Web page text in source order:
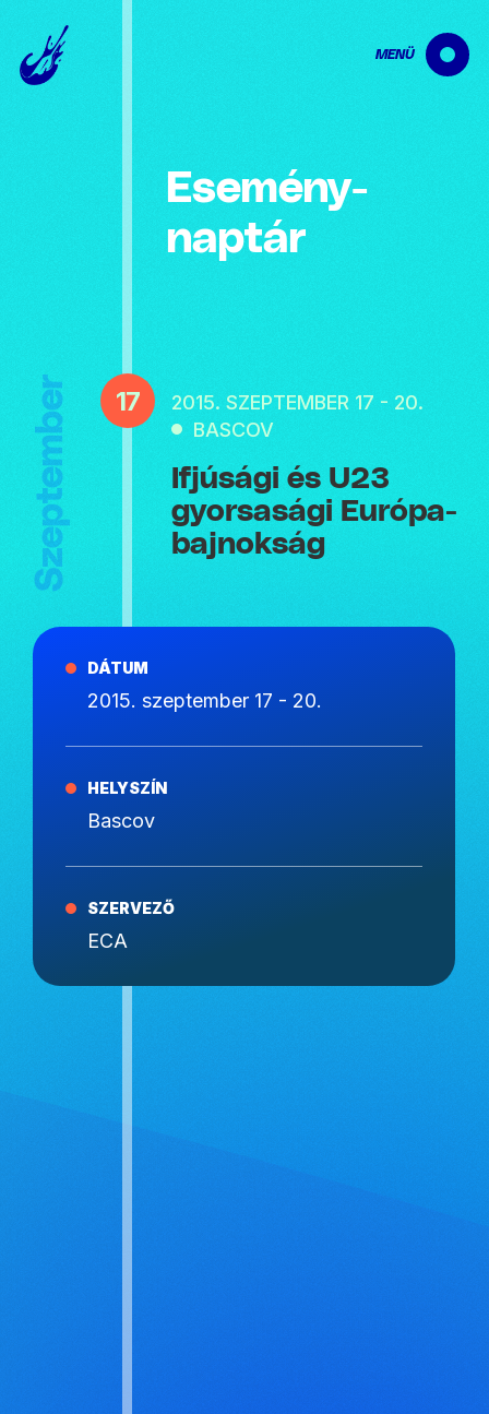
MENÜ
Esemény­
naptár
Szeptember 17
2015. SZEPTEMBER 17 - 20.
BASCOV
Ifjúsági és U23
gyorsasági Európa-
bajnokság
DÁTUM
2015. szeptember 17 - 20.
HELYSZÍN
Bascov
SZERVEZŐ
ECA